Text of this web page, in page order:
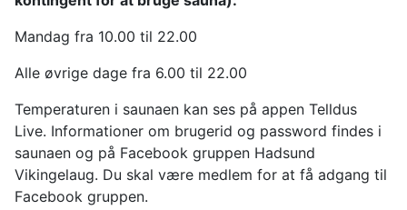
Mandag fra 10.00 til 22.00
Alle øvrige dage fra 6.00 til 22.00
Temperaturen i saunaen kan ses på appen Telldus
Live. Informationer om brugerid og password findes i
saunaen og på Facebook gruppen Hadsund
Vikingelaug. Du skal være medlem for at få adgang til
Facebook gruppen.